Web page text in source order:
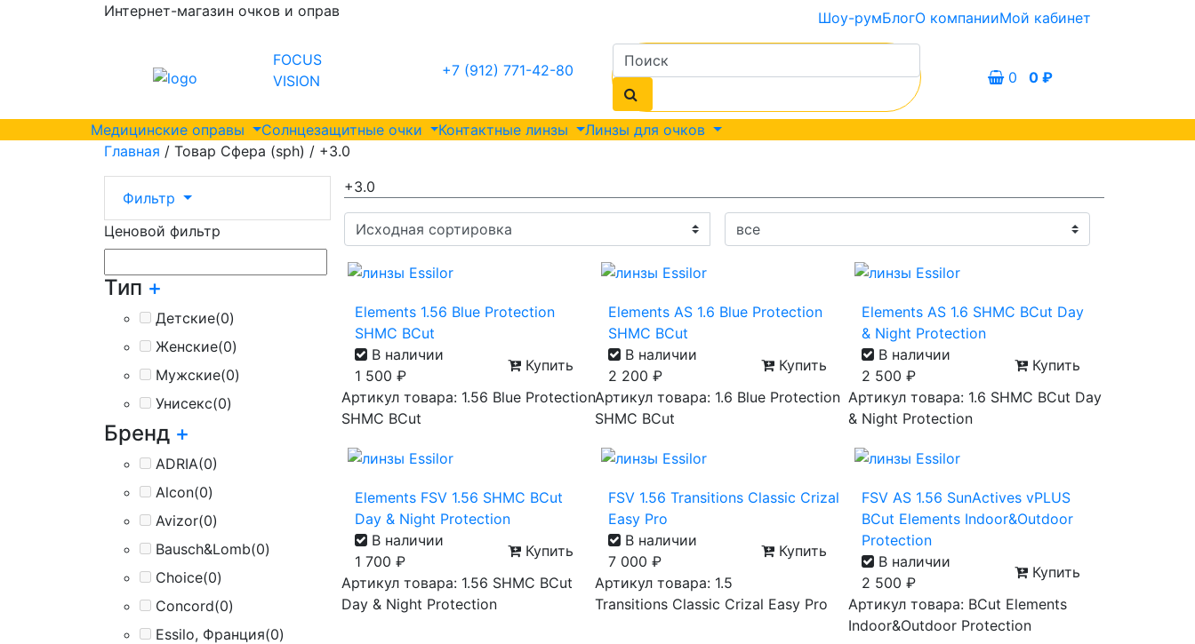
Интернет-магазин очков и оправ Шоу-румБлогО компанииМой кабинет
FOCUS
VISION
+7 (912) 771-42-80 0 0 ₽
Медицинские оправы Солнцезащитные очки Контактные линзы
Линзы для очков
Главная / Товар Сфера (sph) / +3.0
Фильтр
Ценовой фильтр
Тип +
Детские(0)
Женские(0)
Мужские(0)
Унисекс(0)
Бренд +
ADRIA(0)
Alcon(0)
Avizor(0)
Bausch&Lomb(0)
Choice(0)
Concord(0)
Essilo, Франция(0)
+3.0
Elements 1.56 Blue Protection
SHMC BCut
В наличии
1 500 ₽
Купить
Артикул товара: 1.56 Blue Protection
SHMC BCut
Elements AS 1.6 Blue Protection
SHMC BCut
В наличии
2 200 ₽
Купить
Артикул товара: 1.6 Blue Protection
SHMC BCut
Elements AS 1.6 SHMC BCut Day
& Night Protection
В наличии
2 500 ₽
Купить
Артикул товара: 1.6 SHMC BCut Day
& Night Protection
Elements FSV 1.56 SHMC BCut
Day & Night Protection
В наличии
1 700 ₽
Купить
Артикул товара: 1.56 SHMC BCut
Day & Night Protection
FSV 1.56 Transitions Classic Crizal
Easy Pro
В наличии
7 000 ₽
Купить
Артикул товара: 1.5
Transitions Classic Crizal Easy Pro
FSV AS 1.56 SunActives vPLUS
BCut Elements Indoor&Outdoor
Protection
В наличии
2 500 ₽
Купить
Артикул товара: BCut Elements
Indoor&Outdoor Protection